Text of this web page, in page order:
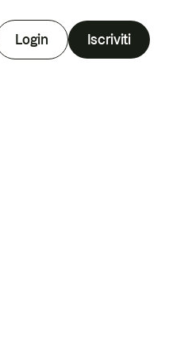
Login Iscriviti